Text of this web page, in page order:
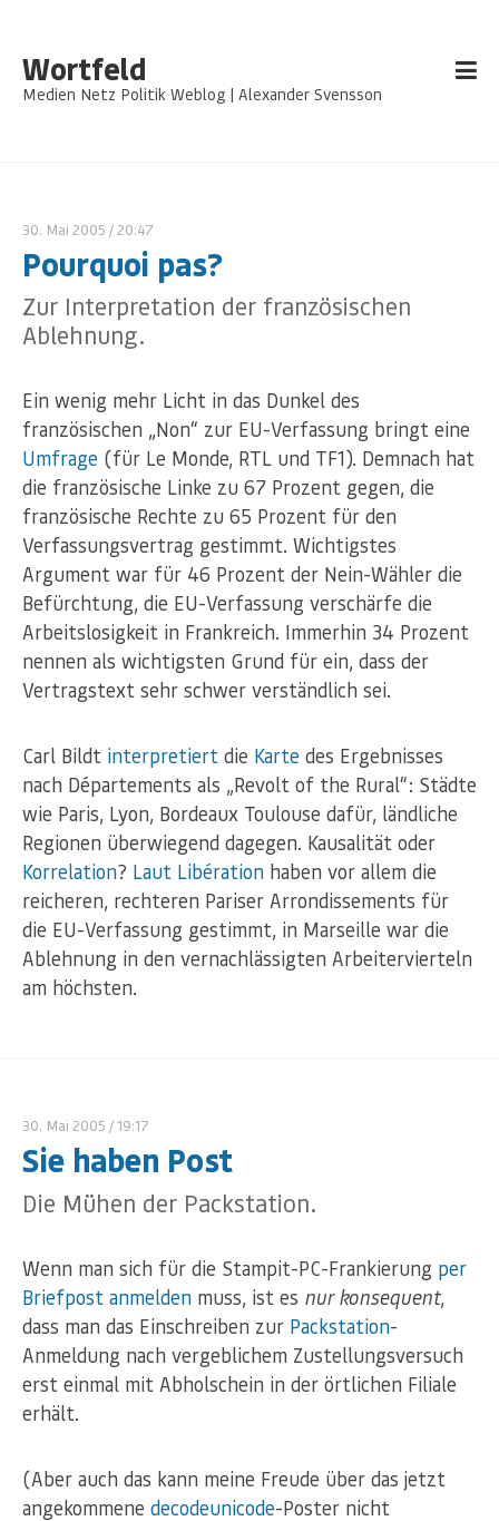
Wortfeld
Medien Netz Politik Weblog | Alexander Svensson
30. Mai 2005 / 20:47
Pourquoi pas?
Zur Interpretation der französischen
Ablehnung.
Ein wenig mehr Licht in das Dunkel des
französischen „Non“ zur EU-Verfassung bringt eine
Umfrage (für Le Monde, RTL und TF1). Demnach hat
die französische Linke zu 67 Prozent gegen, die
französische Rechte zu 65 Prozent für den
Verfassungsvertrag gestimmt. Wichtigstes
Argument war für 46 Prozent der Nein-Wähler die
Befürchtung, die EU-Verfassung verschärfe die
Arbeitslosigkeit in Frankreich. Immerhin 34 Prozent
nennen als wichtigsten Grund für ein, dass der
Vertragstext sehr schwer verständlich sei.
Carl Bildt interpretiert die Karte des Ergebnisses
nach Départements als „Revolt of the Rural“: Städte
wie Paris, Lyon, Bordeaux Toulouse dafür, ländliche
Regionen überwiegend dagegen. Kausalität oder
Korrelation? Laut Libération haben vor allem die
reicheren, rechteren Pariser Arrondissements für
die EU-Verfassung gestimmt, in Marseille war die
Ablehnung in den vernachlässigten Arbeitervierteln
am höchsten.
30. Mai 2005 / 19:17
Sie haben Post
Die Mühen der Packstation.
Wenn man sich für die Stampit-PC-Frankierung per
Briefpost anmelden muss, ist es nur konsequent,
dass man das Einschreiben zur Packstation-
Anmeldung nach vergeblichem Zustellungsversuch
erst einmal mit Abholschein in der örtlichen Filiale
erhält.
(Aber auch das kann meine Freude über das jetzt
angekommene decodeunicode-Poster nicht